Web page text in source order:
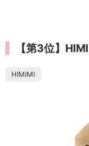
【第3位】
HIMIMI